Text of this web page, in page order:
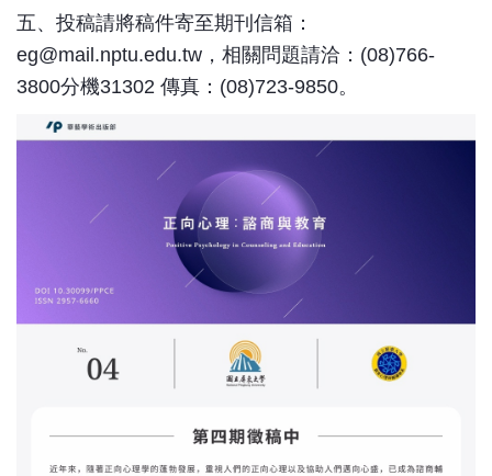
五、投稿請將稿件寄至期刊信箱：
eg@mail.nptu.edu.tw，相關問題請洽：(08)766-
3800分機31302 傳真：(08)723-9850。